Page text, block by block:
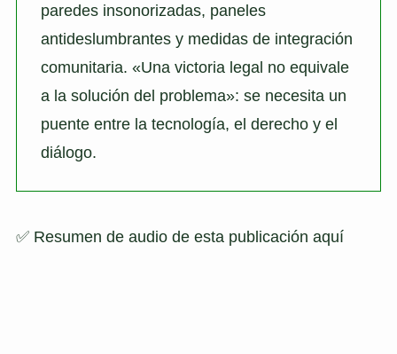
paredes insonorizadas, paneles
antideslumbrantes y medidas de integración
comunitaria. «Una victoria legal no equivale
a la solución del problema»: se necesita un
puente entre la tecnología, el derecho y el
diálogo.
✅ Resumen de audio de esta publicación aquí